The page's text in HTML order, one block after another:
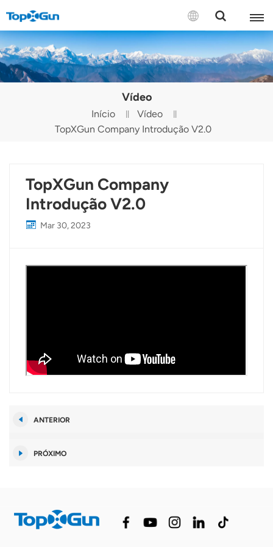
CONTATE-NOS
English
Русский
Português(Brasil)
Türkçe
Vídeo
Início
Vídeo
TopXGun Company Introdução V2.0
TopXGun Company
Introdução V2.0
Mar 30, 2023
ANTERIOR
PRÓXIMO